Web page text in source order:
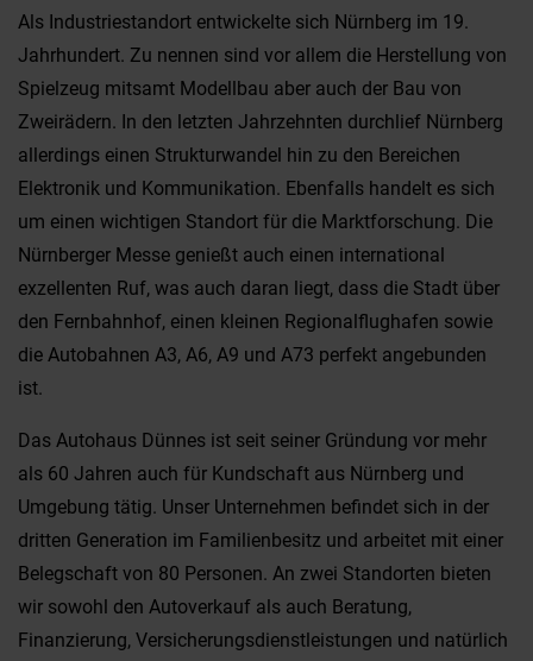
Als Industriestandort entwickelte sich Nürnberg im 19.
Jahrhundert. Zu nennen sind vor allem die Herstellung von
Spielzeug mitsamt Modellbau aber auch der Bau von
Zweirädern. In den letzten Jahrzehnten durchlief Nürnberg
allerdings einen Strukturwandel hin zu den Bereichen
Elektronik und Kommunikation. Ebenfalls handelt es sich
um einen wichtigen Standort für die Marktforschung. Die
Nürnberger Messe genießt auch einen international
exzellenten Ruf, was auch daran liegt, dass die Stadt über
den Fernbahnhof, einen kleinen Regionalflughafen sowie
die Autobahnen A3, A6, A9 und A73 perfekt angebunden
ist.
Das Autohaus Dünnes ist seit seiner Gründung vor mehr
als 60 Jahren auch für Kundschaft aus Nürnberg und
Umgebung tätig. Unser Unternehmen befindet sich in der
dritten Generation im Familienbesitz und arbeitet mit einer
Belegschaft von 80 Personen. An zwei Standorten bieten
wir sowohl den Autoverkauf als auch Beratung,
Finanzierung, Versicherungsdienstleistungen und natürlich